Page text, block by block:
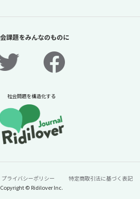
方は留守番」責任があるの
ースに潜む社会課題をキャッ
課題をみんなのものに
社会問題を構造化する
プライバシーポリシー
特定商取引法に基づく表記
Copyright © Ridilover Inc.